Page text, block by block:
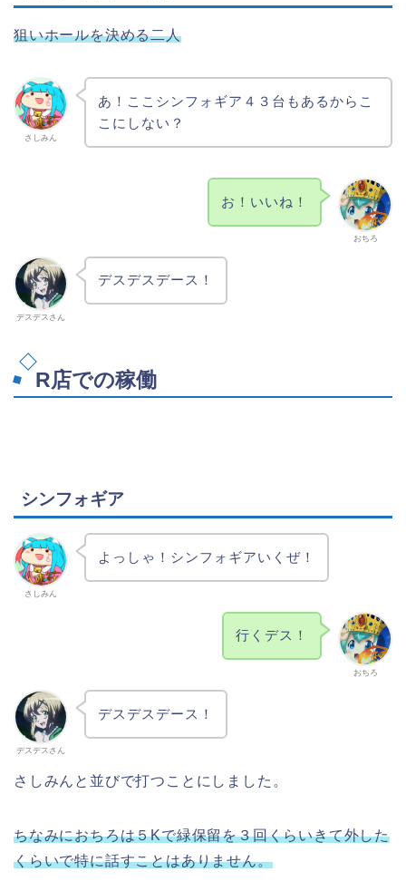
狙いホールを決める二人
さしみん
あ！ここシンフォギア４３台もあるからこ
こにしない？
おちろ
お！いいね！
デスデスさん
デスデスデース！
R店での稼働
シンフォギア
さしみん
よっしゃ！シンフォギアいくぜ！
おちろ
行くデス！
デスデスさん
デスデスデース！
さしみんと並びで打つことにしました。
ちなみにおちろは５Kで緑保留を３回くらいきて外した
くらいで特に話すことはありません。